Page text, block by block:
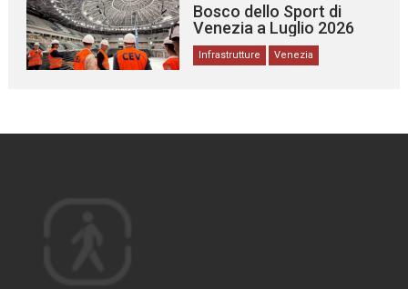
Bosco dello Sport di
Venezia a Luglio 2026
Infrastrutture Venezia